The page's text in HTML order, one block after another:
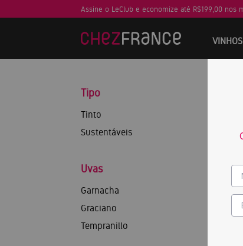
Assine o LeClub e economize até R$199,00 nos
VINHOS
Tipo
Tinto
Sustentáveis
Uvas
Garnacha
Graciano
Tempranillo